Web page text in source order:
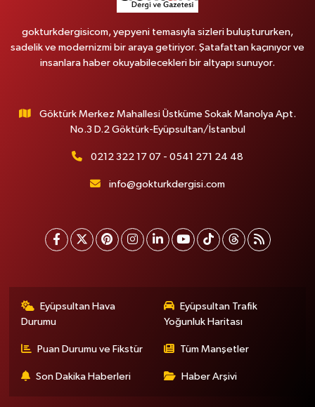
gokturkdergisicom, yepyeni temasıyla sizleri buluştururken,
sadelik ve modernizmi bir araya getiriyor. Şatafattan kaçınıyor ve
insanlara haber okuyabilecekleri bir altyapı sunuyor.
Göktürk Merkez Mahallesi Üstküme Sokak Manolya Apt.
No.3 D.2 Göktürk-Eyüpsultan/İstanbul
0212 322 17 07 - 0541 271 24 48
info@gokturkdergisi.com
Eyüpsultan Hava
Durumu
Eyüpsultan Trafik
Yoğunluk Haritası
Puan Durumu ve Fikstür Tüm Manşetler
Son Dakika Haberleri Haber Arşivi